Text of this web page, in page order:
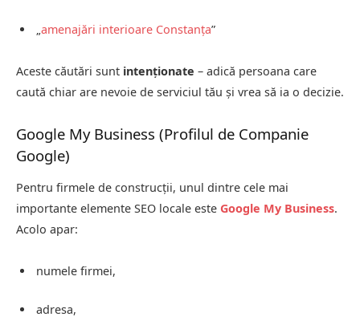
„amenajări interioare Constanța”
Aceste căutări sunt intenționate – adică persoana care
caută chiar are nevoie de serviciul tău și vrea să ia o decizie.
Google My Business (Profilul de Companie
Google)
Pentru firmele de construcții, unul dintre cele mai
importante elemente SEO locale este Google My Business.
Acolo apar:
numele firmei,
adresa,